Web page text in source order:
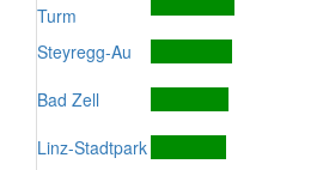
Turm
Steyregg-Au
Bad Zell
Linz-Stadtpark